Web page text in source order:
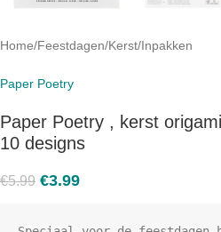
Home/Feestdagen/Kerst/Inpakken
Paper Poetry
Paper Poetry , kerst
10 designs
€5.99 €3.99